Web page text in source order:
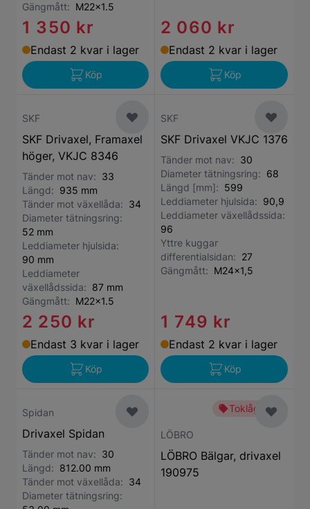
Gängmått: M22x1.5
1 350 kr
Endast 2 kvar i lager
Köp
2 060 kr
Endast 2 kvar i lager
Köp
SKF
SKF Drivaxel, Framaxel
höger, VKJC 8346
Tänder mot nav: 33
Längd: 935 mm
Tänder mot växellåda: 34
Diameter tätningsring:
52 mm
Leddiameter hjulsida:
90 mm
Leddiameter
växellådssida: 87 mm
Gängmått: M22x1.5
2 250 kr
Endast 3 kvar i lager
Köp
SKF
SKF Drivaxel VKJC 1376
Tänder mot nav: 30
Diameter tätningsring: 68
Längd [mm]: 599
Leddiameter hjulsida: 90,9
Leddiameter växellådssida:
96
Yttre kuggar
differentialsidan: 27
Gängmått: M24x1,5
1 749 kr
Endast 2 kvar i lager
Köp
Spidan
Drivaxel Spidan
Tänder mot nav: 30
Längd: 812.00 mm
Tänder mot växellåda: 34
Diameter tätningsring:
Toklågt pris
LÖBRO
LÖBRO Bälgar, drivaxel
190975